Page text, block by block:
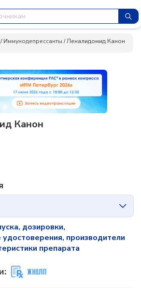
/Иммунодепрессанты /Леналидомид Канон
Канон
дозировки,
производители
препарата